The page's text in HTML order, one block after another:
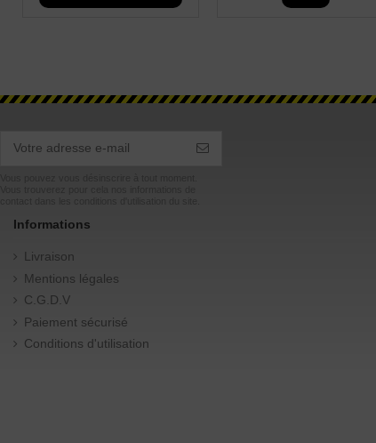
Informations
Livraison
Mentions légales
C.G.D.V
Paiement sécurisé
Conditions d'utilisation